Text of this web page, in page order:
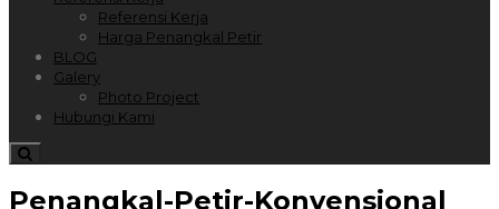
Referensi Kerja
Harga Penangkal Petir
BLOG
Galery
Photo Project
Hubungi Kami
Penangkal-Petir-Konvensional